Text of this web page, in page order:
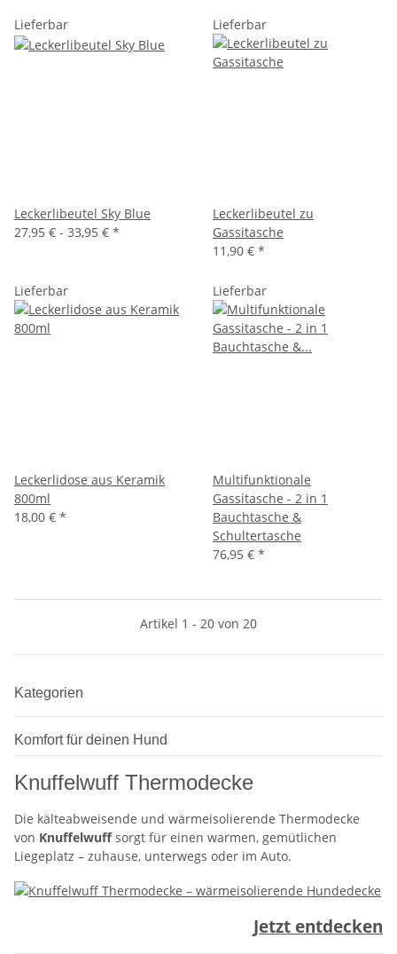
Lieferbar
Leckerlibeutel Sky Blue
27,95 € - 33,95 € *
Lieferbar
Leckerlibeutel zu
Gassitasche
11,90 € *
Lieferbar
Leckerlidose aus Keramik
800ml
18,00 € *
Lieferbar
Multifunktionale
Gassitasche - 2 in 1
Bauchtasche &
Schultertasche
76,95 € *
Artikel 1 - 20 von 20
Kategorien
Komfort für deinen Hund
Knuffelwuff Thermodecke
Die kälteabweisende und wärmeisolierende Thermodecke
von Knuffelwuffsorgt für einen warmen, gemütlichen
Liegeplatz – zuhause, unterwegs oder im Auto.
Jetzt entdecken